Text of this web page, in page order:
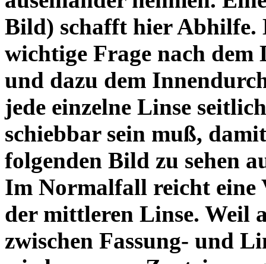
Bild) schafft hier Abhilfe.
wichtige Frage nach dem
und dazu dem
jede einzelne Linse
schiebbar sein muß,
folgenden Bild zu sehen
Im Normalfall reicht eine
der mittleren Linse. Weil
zwischen Fassung- und